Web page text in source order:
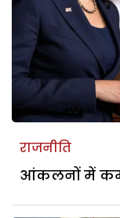
राजनीति
आंकलनों में